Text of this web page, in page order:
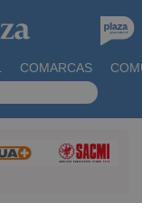
COMARCAS